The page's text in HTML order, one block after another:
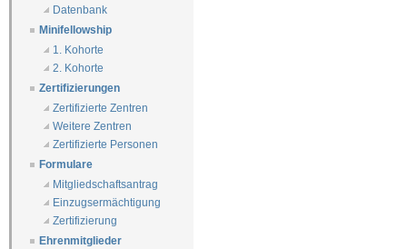
Datenbank
Minifellowship
1. Kohorte
2. Kohorte
Zertifizierungen
Zertifizierte Zentren
Weitere Zentren
Zertifizierte Personen
Formulare
Mitgliedschaftsantrag
Einzugsermächtigung
Zertifizierung
Ehrenmitglieder